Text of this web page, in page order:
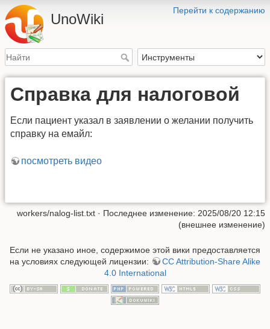
Перейти к содержанию
UnoWiki
Справка для налоговой
Если пациент указал в заявлении о желании получить
справку на емайл:
посмотреть видео
workers/nalog-list.txt · Последнее изменение: 2025/08/20 12:15
(внешнее изменение)
Если не указано иное, содержимое этой вики предоставляется
на условиях следующей лицензии:
CC Attribution-Share Alike
4.0 International